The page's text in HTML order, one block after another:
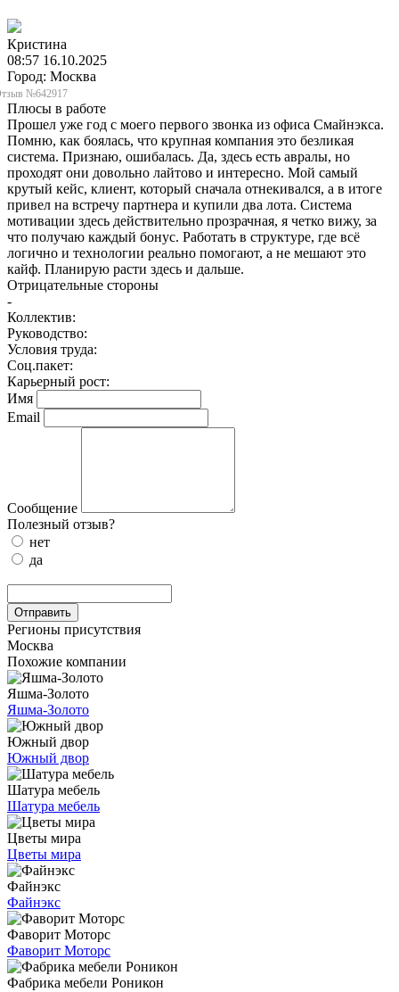
Кристина
08:57 16.10.2025
Город: Москва
№642917
Плюсы в работе
Прошел уже год с моего первого звонка из офиса Смайнэкса.
Помню, как боялась, что крупная компания это безликая
система. Признаю, ошибалась. Да, здесь есть авралы, но
проходят они довольно лайтово и интересно. Мой самый
крутый кейс, клиент, который сначала отнекивался, а в итоге
привел на встречу партнера и купили два лота. Система
мотивации здесь действительно прозрачная, я четко вижу, за
что получаю каждый бонус. Работать в структуре, где всё
логично и технологии реально помогают, а не мешают это
кайф. Планирую расти здесь и дальше.
Отрицательные стороны
-
Коллектив:
Руководство:
Условия труда:
Соц.пакет:
Карьерный рост:
Имя
Email
Сообщение
Полезный отзыв?
нет
да
Отправить
Регионы присутствия
Москва
Похожие компании
Яшма-Золото
Яшма-Золото
Южный двор
Южный двор
Шатура мебель
Шатура мебель
Цветы мира
Цветы мира
Файнэкс
Файнэкс
Фаворит Моторс
Фаворит Моторс
Фабрика мебели Роникон